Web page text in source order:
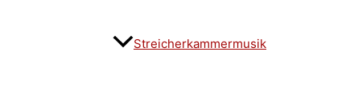
Streicherkammermusik